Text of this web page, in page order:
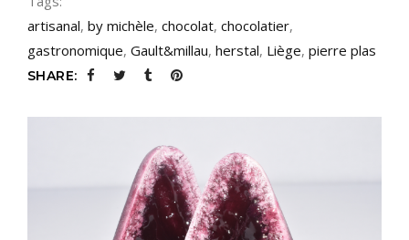
artisanal, by michèle, chocolat, chocolatier,
gastronomique, Gault&millau, herstal, Liège, pierre plas
SHARE: